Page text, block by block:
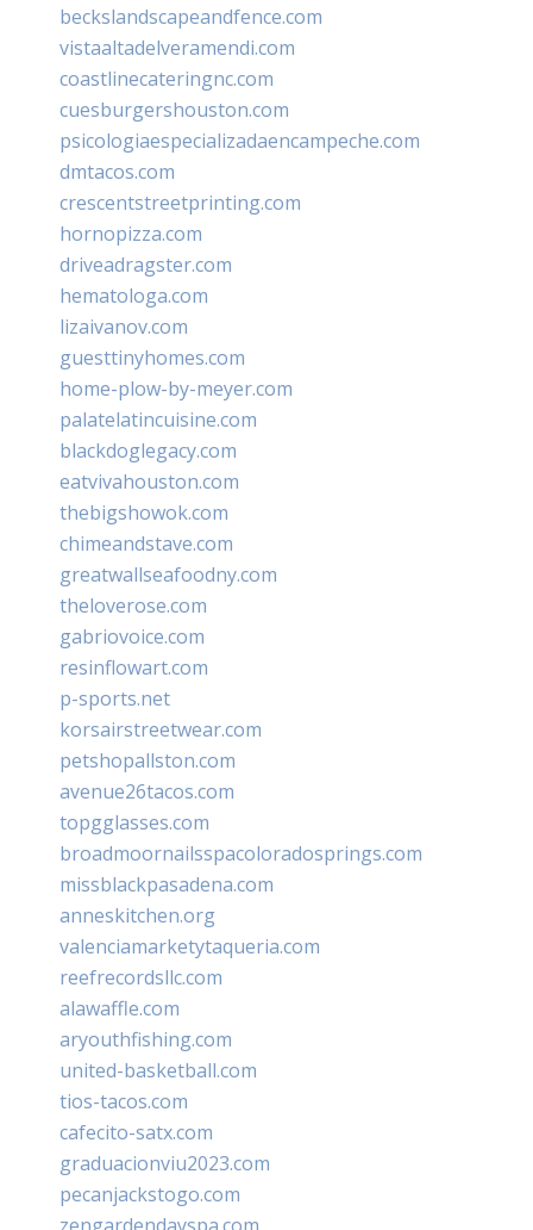
beckslandscapeandfence.com
vistaaltadelveramendi.com
coastlinecateringnc.com
cuesburgershouston.com
psicologiaespecializadaencampeche.com
dmtacos.com
crescentstreetprinting.com
hornopizza.com
driveadragster.com
hematologa.com
lizaivanov.com
guesttinyhomes.com
home-plow-by-meyer.com
palatelatincuisine.com
blackdoglegacy.com
eatvivahouston.com
thebigshowok.com
chimeandstave.com
greatwallseafoodny.com
theloverose.com
gabriovoice.com
resinflowart.com
p-sports.net
korsairstreetwear.com
petshopallston.com
avenue26tacos.com
topgglasses.com
broadmoornailsspacoloradosprings.com
missblackpasadena.com
anneskitchen.org
valenciamarketytaqueria.com
reefrecordsllc.com
alawaffle.com
aryouthfishing.com
united-basketball.com
tios-tacos.com
cafecito-satx.com
graduacionviu2023.com
pecanjackstogo.com